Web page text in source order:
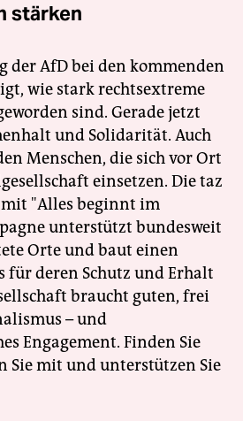
stärken
der AfD bei den kommenden
wie stark rechtsextreme
sind. Gerade jetzt
und Solidarität. Auch
Menschen, die sich vor Ort
einsetzen. Die taz
"Alles beginnt im
unterstützt bundesweit
Orte und baut einen
für deren Schutz und Erhalt
braucht guten, frei
– und
Engagement. Finden Sie
Sie mit und unterstützen Sie